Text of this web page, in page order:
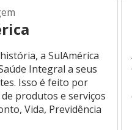
a SulAmérica
Integral a seus
Isso é feito por
produtos e serviços
Vida, Previdência